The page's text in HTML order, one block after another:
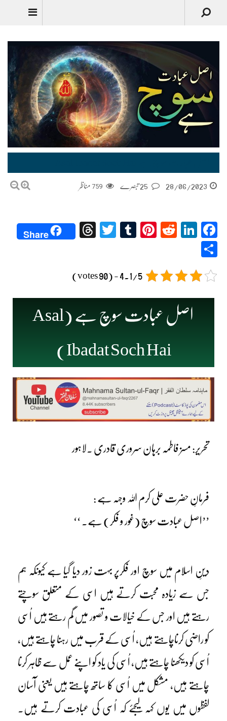
28/06/2023
759 مناظر
Facebook
LinkedIn
Reddit
Pinterest
Tumblr
Twitter
Threads
Share
4.1/5 - (90 votes)
اصل عبادت سوچ ہے (Asal
Ibadat Soch Hai)
تحریر: مسز فاطمہ برہان سروری قادری ۔لاہور
فرمانِ حضرت علی کرم اللہ وجہہ ہے :
’’اصل عبادت سوچ (غور و فکر) ہے۔ ‘‘
دینِ اسلام میں سوچ اور فکرپر بہت زور دیا گیا ہے کیونکہ ہم
جس سے زیادہ محبت کرتے ہیں اسی کے متعلق سوچتے
رہتے ہیں اور جس کے خیالات و تصور میں گم رہتے ہیں اُسی
کو راضی کرناچاہتے ہیں، اُسی کے قرب میں رہنا چاہتے ہیں،
اُسی کو دیکھنا چاہتے ہیں، اُسی کی یاد کو اپنے عمل سے ظاہر کرنا
چاہتے ہیں، مشکل میں اُسی کا ساتھ چاہتے ہیں یعنی آسان
لفظوں میں یوں کہہ لیجئے کہ اُسی کی عبادت کرتے ہیں۔